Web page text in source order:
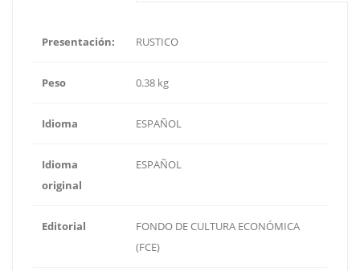
Presentación: RUSTICO
Peso 0.38 kg
Idioma ESPAÑOL
Idioma
original
ESPAÑOL
Editorial
FONDO DE CULTURA ECONÓMICA
(FCE)